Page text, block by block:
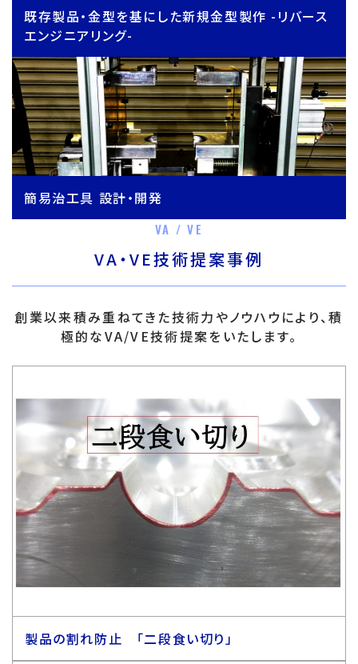
既存製品・金型を基にした新規金型製作 -リバース
エンジニアリング-
簡易治工具 設計・開発
VA / VE
VA・VE技術提案事例
創業以来積み重ねてきた技術力やノウハウにより、積
極的なVA/VE技術提案をいたします。
製品の割れ防止 「二段食い切り」